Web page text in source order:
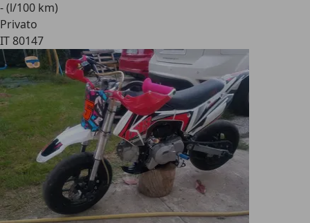
- (l/100 km)
Privato
IT 80147